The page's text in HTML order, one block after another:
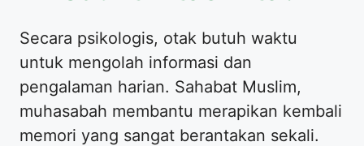
Secara psikologis, otak butuh waktu
untuk mengolah informasi dan
pengalaman harian. Sahabat Muslim,
muhasabah membantu merapikan kembali
memori yang sangat berantakan sekali.